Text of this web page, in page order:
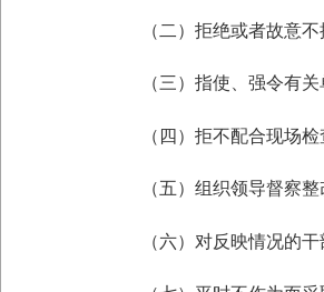
（二）拒绝或者故意不
（三）指使、强令有关
（四）拒不配合现场检
（五）组织领导督察整
（六）对反映情况的干